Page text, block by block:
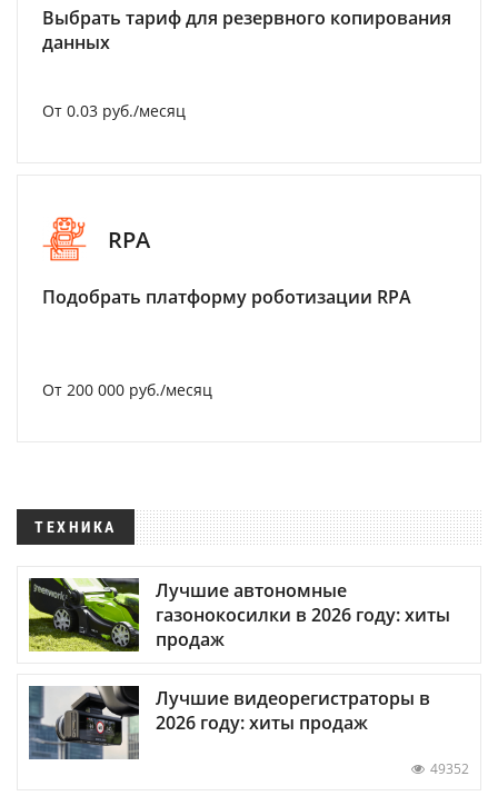
Выбрать тариф для резервного копирования
данных
От 0.03 руб./месяц
RPA
Подобрать платформу роботизации RPA
От 200 000 руб./месяц
ТЕХНИКА
Лучшие автономные
газонокосилки в 2026 году: хиты
продаж
Лучшие видеорегистраторы в
2026 году: хиты продаж
49352